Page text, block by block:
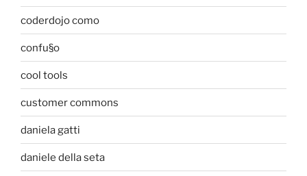
coderdojo como
confu§o
cool tools
customer commons
daniela gatti
daniele della seta